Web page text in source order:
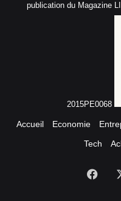
publication du Magazine
2015PE0068
Accueil Economie
Tech